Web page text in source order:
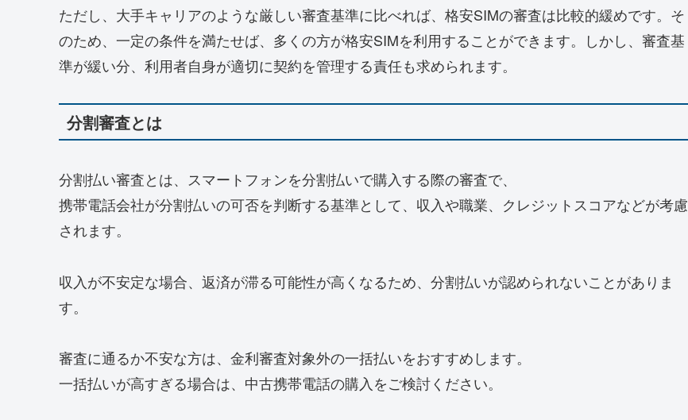
ただし、大手キャリアのような厳しい審査基準に比べれば、格安SIMの審査は比較的緩めです。そ
のため、一定の条件を満たせば、多くの方が格安SIMを利用することができます。しかし、審査基
準が緩い分、利用者自身が適切に契約を管理する責任も求められます。
分割審査とは
分割払い審査とは、スマートフォンを分割払いで購入する際の審査で、
携帯電話会社が分割払いの可否を判断する基準として、収入や職業、クレジットスコアなどが考慮
されます。
収入が不安定な場合、返済が滞る可能性が高くなるため、分割払いが認められないことがありま
す。
審査に通るか不安な方は、金利審査対象外の一括払いをおすすめします。
一括払いが高すぎる場合は、中古携帯電話の購入をご検討ください。